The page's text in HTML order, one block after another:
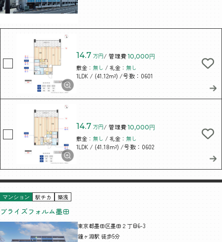
14.7 万円/ 管理費 10,000円
敷金： 無し / 礼金： 無し
1LDK / (41.12m²) /号数：0601
14.7 万円/ 管理費 10,000円
敷金： 無し / 礼金： 無し
1LDK / (41.18m²) /号数：0602
マンション 駅チカ 築浅
ブライズフォルム墨田
東京都墨田区墨田２丁目6-3
鐘ヶ淵駅 徒歩5分